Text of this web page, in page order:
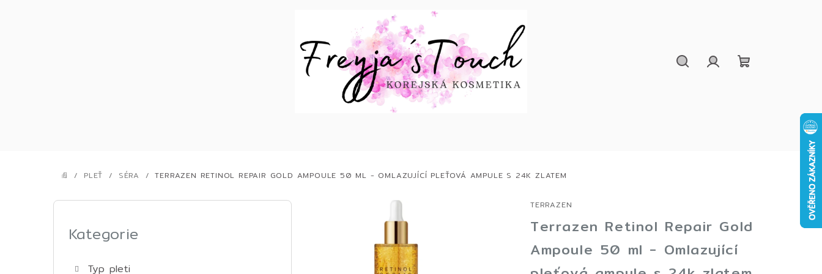
DOMŮ
/ PLEŤ / SÉRA / TERRAZEN RETINOL REPAIR GOLD AMPOULE 50 ML - OMLAZUJÍCÍ PLEŤOVÁ AMPULE S 24K ZLATEM
P
Přeskočit
kategorie
Kategorie
Typ pleti
TERRAZEN
Terrazen Retinol Repair Gold
Ampoule 50 ml - Omlazující